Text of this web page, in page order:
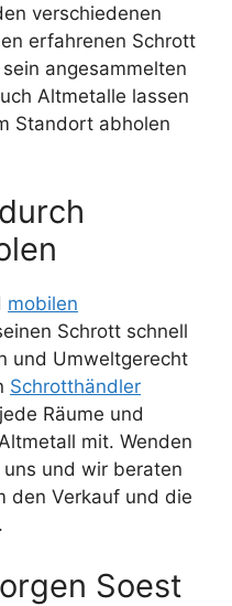
verschiedenen
erfahrenen Schrott
angesammelten
Altmetalle lassen
Standort abholen
mobilen
Schrott schnell
und Umweltgerecht
Schrotthändler
Räume und
mit. Wenden
und wir beraten
den Verkauf und die
Soest